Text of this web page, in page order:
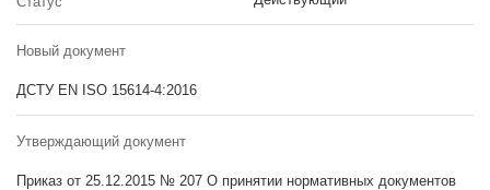
Новый документ
ДСТУ EN ISO 15614-4:2016
Утверждающий документ
Приказ от 25.12.2015 № 207 О принятии нормативных документов